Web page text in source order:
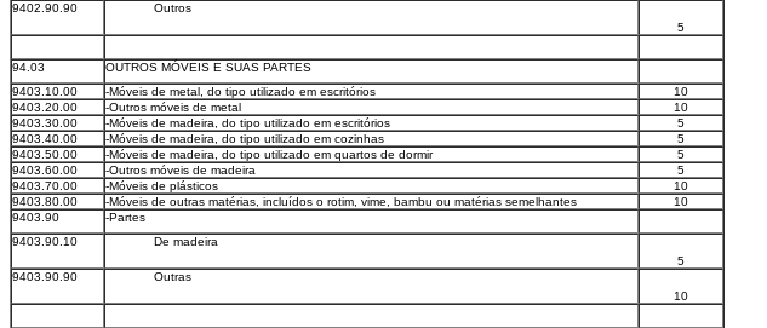
9402.90.90
Outros
5
94.03
OUTROS MÓVEIS E SUAS PARTES
9403.10.00
-Móveis de metal, do tipo utilizado em escritórios
10
9403.20.00
-Outros móveis de metal
10
9403.30.00
-Móveis de madeira, do tipo utilizado em escritórios
5
9403.40.00
-Móveis de madeira, do tipo utilizado em cozinhas
5
9403.50.00
-Móveis de madeira, do tipo utilizado em quartos de dormir
5
9403.60.00
-Outros móveis de madeira
5
9403.70.00
-Móveis de plásticos
10
9403.80.00
-Móveis de outras matérias, incluídos o rotim, vime, bambu ou matérias semelhantes
10
9403.90
-Partes
9403.90.10
De madeira
5
9403.90.90
Outras
10